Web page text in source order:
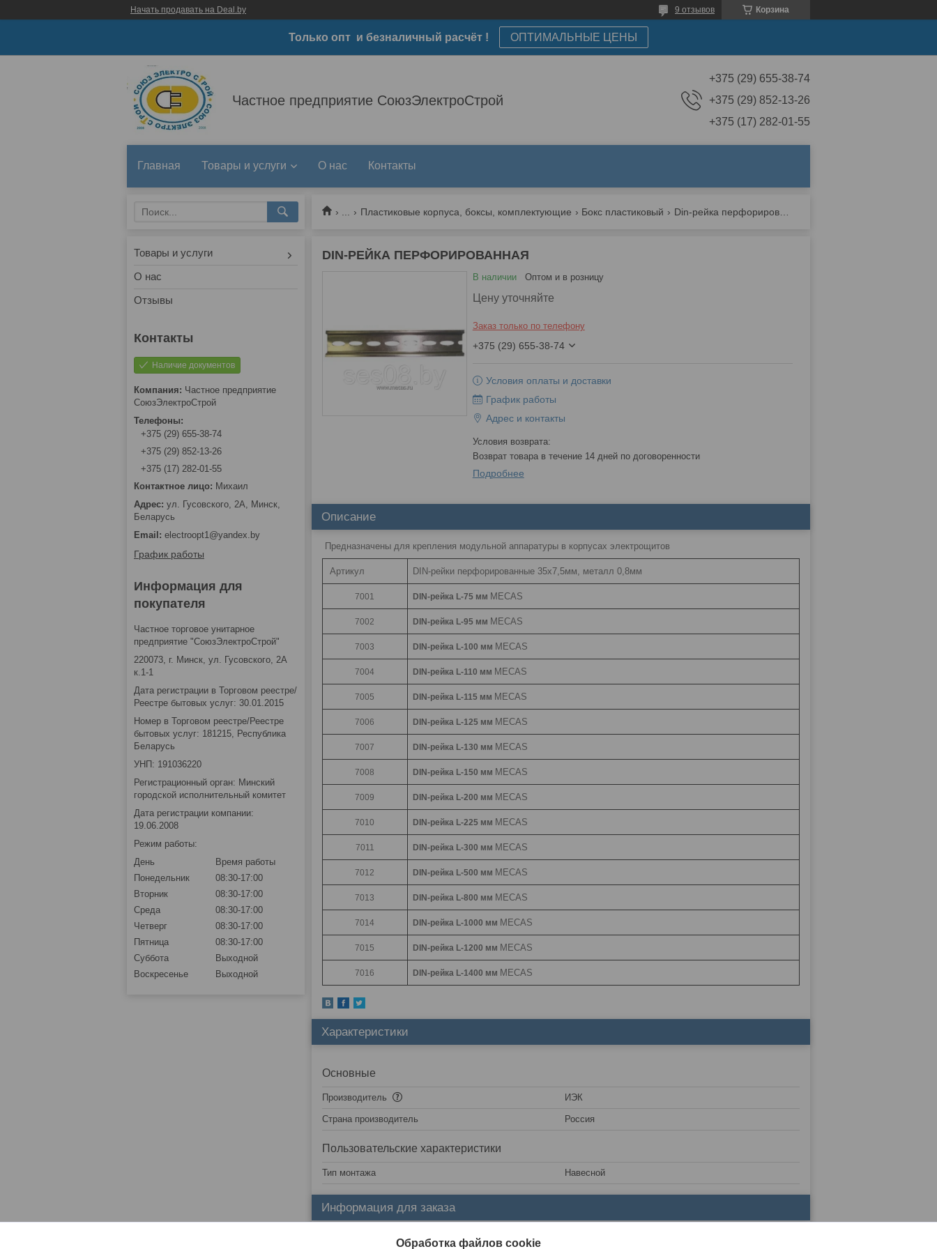
Начать продавать на Deal.by Корзина
9 отзывов
Только опт и безналичный расчёт ! ОПТИМАЛЬНЫЕ ЦЕНЫ
Частное предприятие СоюзЭлектроСтрой
+375 (29) 655-38-74
+375 (29) 852-13-26
+375 (17) 282-01-55
Главная Товары и услуги О нас Контакты
Пластиковые корпуса, боксы, комплектующие Бокс пластиковый Din-рейка перфорированная
DIN-РЕЙКА ПЕРФОРИРОВАННАЯ
В наличии Оптом и в розницу
Цену уточняйте
Заказ только по телефону
+375 (29) 655-38-74
Условия оплаты и доставки
График работы
Адрес и контакты
возврат товара в течение 14 дней по договоренности
Подробнее
Описание
Предназначены для крепления модульной аппаратуры в корпусах электрощитов
Артикул DIN-рейки перфорированные 35х7,5мм, металл 0,8мм
7001 DIN-рейка L-75 мм MECAS
7002 DIN-рейка L-95 мм MECAS
7003 DIN-рейка L-100 мм MECAS
7004 DIN-рейка L-110 мм MECAS
7005 DIN-рейка L-115 мм MECAS
7006 DIN-рейка L-125 мм MECAS
7007 DIN-рейка L-130 мм MECAS
7008 DIN-рейка L-150 мм MECAS
7009 DIN-рейка L-200 мм MECAS
7010 DIN-рейка L-225 мм MECAS
7011 DIN-рейка L-300 мм MECAS
7012 DIN-рейка L-500 мм MECAS
7013 DIN-рейка L-800 мм MECAS
7014 DIN-рейка L-1000 мм MECAS
7015 DIN-рейка L-1200 мм MECAS
7016 DIN-рейка L-1400 мм MECAS
Характеристики
Основные
Производитель ИЭК
Страна производитель Россия
Пользовательские характеристики
Тип монтажа Навесной
Информация для заказа
Цену уточняйте
Товары и услуги
О нас
Отзывы
Наличие документов
Частное предприятие
СоюзЭлектроСтрой
+375 (29) 655-38-74
+375 (29) 852-13-26
+375 (17) 282-01-55
Михаил
ул. Гусовского, 2А, Минск,
Беларусь
electroopt1@yandex.by
График работы
Информация для
покупателя
Частное торговое унитарное
предприятие "СоюзЭлектроСтрой"
220073, г. Минск, ул. Гусовского, 2А
к.1-1
Дата регистрации в Торговом реестре/
Реестре бытовых услуг: 30.01.2015
Номер в Торговом реестре/Реестре
бытовых услуг: 181215, Республика
Беларусь
УНП: 191036220
Регистрационный орган: Минский
городской исполнительный комитет
Дата регистрации компании:
19.06.2008
Режим работы:
День
Время работы
Понедельник
08:30-17:00
Вторник
08:30-17:00
Среда
08:30-17:00
Четверг
08:30-17:00
Пятница
08:30-17:00
Суббота
Выходной
Воскресенье
Выходной
Обработка файлов cookie